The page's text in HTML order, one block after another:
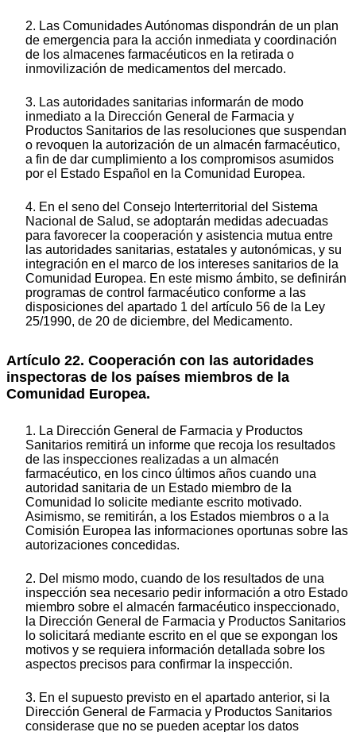
2. Las Comunidades Autónomas dispondrán de un plan
de emergencia para la acción inmediata y coordinación
de los almacenes farmacéuticos en la retirada o
inmovilización de medicamentos del mercado.
3. Las autoridades sanitarias informarán de modo
inmediato a la Dirección General de Farmacia y
Productos Sanitarios de las resoluciones que suspendan
o revoquen la autorización de un almacén farmacéutico,
a fin de dar cumplimiento a los compromisos asumidos
por el Estado Español en la Comunidad Europea.
4. En el seno del Consejo Interterritorial del Sistema
Nacional de Salud, se adoptarán medidas adecuadas
para favorecer la cooperación y asistencia mutua entre
las autoridades sanitarias, estatales y autonómicas, y su
integración en el marco de los intereses sanitarios de la
Comunidad Europea. En este mismo ámbito, se definirán
programas de control farmacéutico conforme a las
disposiciones del apartado 1 del artículo 56 de la Ley
25/1990, de 20 de diciembre, del Medicamento.
Artículo 22. Cooperación con las autoridades
inspectoras de los países miembros de la
Comunidad Europea.
1. La Dirección General de Farmacia y Productos
Sanitarios remitirá un informe que recoja los resultados
de las inspecciones realizadas a un almacén
farmacéutico, en los cinco últimos años cuando una
autoridad sanitaria de un Estado miembro de la
Comunidad lo solicite mediante escrito motivado.
Asimismo, se remitirán, a los Estados miembros o a la
Comisión Europea las informaciones oportunas sobre las
autorizaciones concedidas.
2. Del mismo modo, cuando de los resultados de una
inspección sea necesario pedir información a otro Estado
miembro sobre el almacén farmacéutico inspeccionado,
la Dirección General de Farmacia y Productos Sanitarios
lo solicitará mediante escrito en el que se expongan los
motivos y se requiera información detallada sobre los
aspectos precisos para confirmar la inspección.
3. En el supuesto previsto en el apartado anterior, si la
Dirección General de Farmacia y Productos Sanitarios
considerase que no se pueden aceptar los datos